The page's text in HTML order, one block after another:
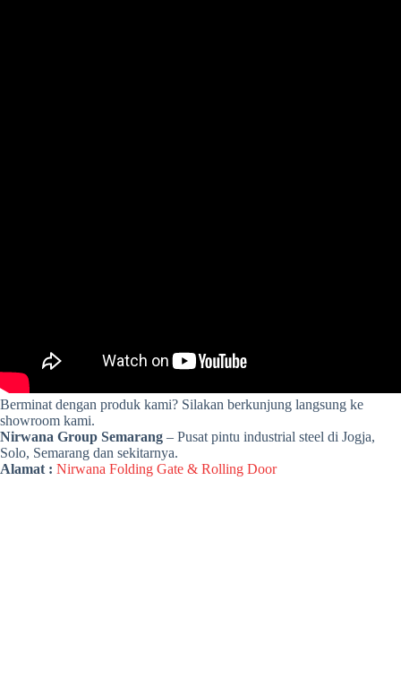
Berminat dengan produk kami? Silakan berkunjung langsung ke
showroom kami.
Nirwana Group Semarang – Pusat pintu industrial steel di Jogja,
Solo, Semarang dan sekitarnya.
Alamat : Nirwana Folding Gate & Rolling Door